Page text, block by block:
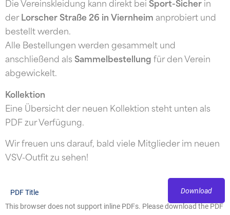
Die Vereinskleidung kann direkt bei Sport-Sicher in
der Lorscher Straße 26 in Viernheim anprobiert und
bestellt werden.
Alle Bestellungen werden gesammelt und
anschließend als Sammelbestellung für den Verein
abgewickelt.
Kollektion
Eine Übersicht der neuen Kollektion steht unten als
PDF zur Verfügung.
Wir freuen uns darauf, bald viele Mitglieder im neuen
VSV-Outfit zu sehen!
PDF Title
Download
This browser does not support inline PDFs. Please download the PDF